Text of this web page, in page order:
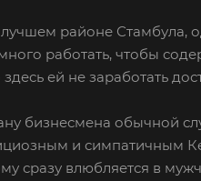
районе Стамбула,
работать, чтобы
ей не заработать
бизнесмена обычной
и симпатичным
сразу влюбляется в